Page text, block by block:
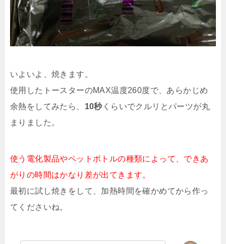
いよいよ、焼きます。
使用したトースターのMAX温度260度で、あらかじめ
余熱をしてみたら、 10秒くらいでクルリとパーツが丸
まりました。
使う電化製品やペットボトルの種類によって、できあ
がりの時間はかなり差が出てきます。
最初に試し焼きをして、加熱時間を確かめてから作っ
てくださいね。